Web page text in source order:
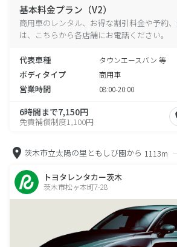
基本料金プラン（V2）
商用車のレンタル、お得な割引料金や予約
は、こちらから各店舗にお電話ください。
代表車種 タウンエースバン 等
ボディタイプ 商用車
営業時間 08:00-20:00
6時間まで7,150円
免責補償制度1,100円
茨木市立太陽の里ともしび園から 1113m
トヨタレンタカー茨木
茨木市松ヶ本町7-28